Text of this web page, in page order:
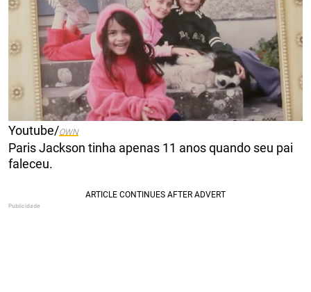
Youtube/OWN
Paris Jackson tinha apenas 11 anos quando seu pai
faleceu.